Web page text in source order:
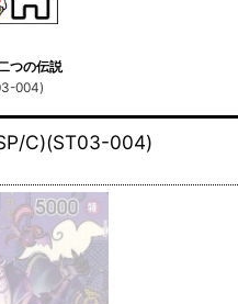
つの伝説
004)
C)(ST03-004)